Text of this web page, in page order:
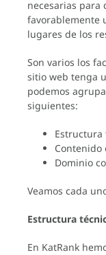
necesarias para
favorablemente
lugares de los
Son varios los
sitio web tenga
podemos
siguientes:
Estructura
Contenido
Dominio
Veamos cada
Estructura
En KatRank